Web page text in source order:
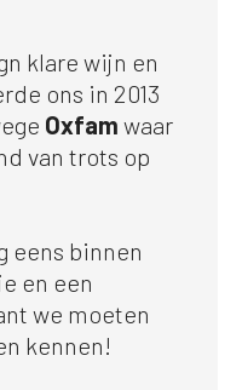
klare wijn en
ons in 2013
Oxfam waar
van trots op
eens binnen
en een
we moeten
kennen!